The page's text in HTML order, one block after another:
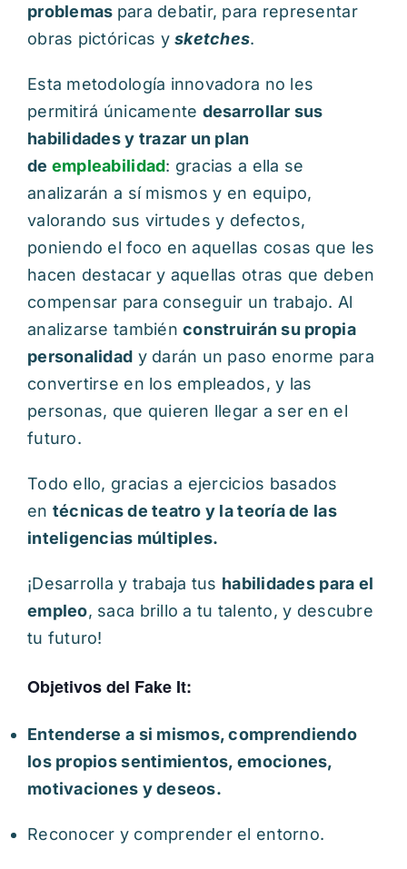
problemas para debatir, para representar
obras pictóricas ysketches.
Esta metodología innovadora no les
permitirá únicamente desarrollar sus
habilidades y trazar un plan
de empleabilidad: gracias a ella se
analizarán a sí mismos y en equipo,
valorando sus virtudes y defectos,
poniendo el foco en aquellas cosas que les
hacen destacar y aquellas otras que deben
compensar para conseguir un trabajo. Al
analizarse tambiénconstruirán su propia
personalidad y darán un paso enorme para
convertirse en los empleados, y las
personas, que quieren llegar a ser en el
futuro.
Todo ello, gracias a ejercicios basados
en técnicas de teatro y la teoría de las
inteligencias múltiples.
¡Desarrolla y trabaja tus habilidades para el
empleo, saca brillo a tu talento, y descubre
tu futuro!
Objetivos del Fake It:
Entenderse a si mismos, comprendiendo
los propios sentimientos, emociones,
motivaciones y deseos.
Reconocer y comprender el entorno.